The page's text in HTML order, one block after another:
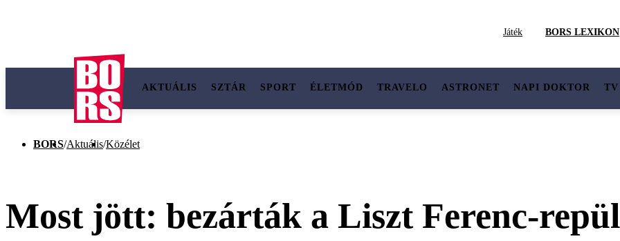
Játék BORS LEXIKON
AKTUÁLIS SZTÁR SPORT ÉLETMÓD TRAVELO ASTRONET NAPI DOKTOR TV
BORS/Aktuális/Közélet
Most jött: bezárták a Liszt Ferenc-